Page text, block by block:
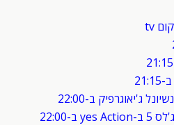
ג'יאוגרפיק ב-22:00